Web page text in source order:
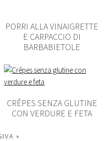
PORRI ALLA VINAIGRETTE
E CARPACCIO DI
BARBABIETOLE
CRÊPES SENZA GLUTINE
CON VERDURE E FETA
»